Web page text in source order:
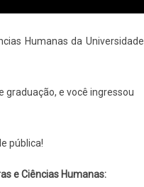
Humanas da Universidade
graduação, e você ingressou
pública!
e Ciências Humanas: